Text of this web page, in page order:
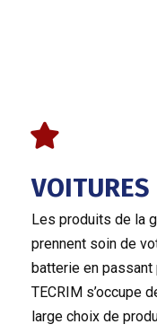
VOITURES
Les produits de la
prennent soin de
batterie en
TECRIM s’occupe
large choix de